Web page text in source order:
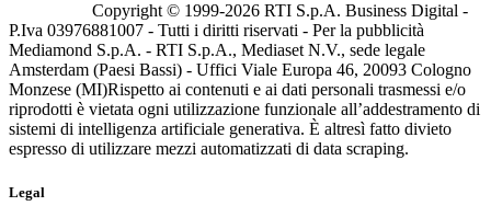
Copyright © 1999-2026 RTI S.p.A. Business Digital -
P.Iva 03976881007 - Tutti i diritti riservati - Per la pubblicità
Mediamond S.p.A. - RTI S.p.A., Mediaset N.V., sede legale
Amsterdam (Paesi Bassi) - Uffici Viale Europa 46, 20093 Cologno
Monzese (MI)Rispetto ai contenuti e ai dati personali trasmessi e/o
riprodotti è vietata ogni utilizzazione funzionale all’addestramento di
sistemi di intelligenza artificiale generativa. È altresì fatto divieto
espresso di utilizzare mezzi automatizzati di data scraping.
Legal